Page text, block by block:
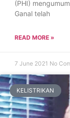
(PHI)
Ganal telah
READ MORE »
7 June 2021 No
KELISTRIKAN